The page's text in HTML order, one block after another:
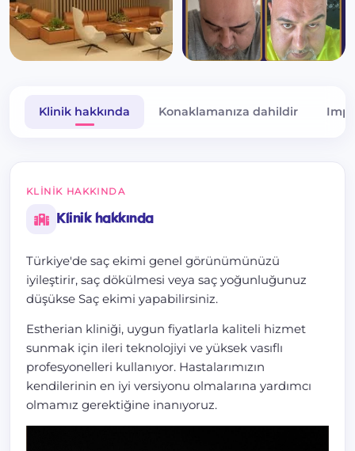
Klinik hakkında Konaklamanıza dahildir
KLINIK HAKKINDA
Klinik hakkında
Türkiye'de saç ekimi genel görünümünüzü
iyileştirir, saç dökülmesi veya saç yoğunluğunuz
düşükse Saç ekimi yapabilirsiniz.
Estherian kliniği, uygun fiyatlarla kaliteli hizmet
sunmak için ileri teknolojiyi ve yüksek vasıflı
profesyonelleri kullanıyor. Hastalarımızın
kendilerinin en iyi versiyonu olmalarına yardımcı
olmamız gerektiğine inanıyoruz.